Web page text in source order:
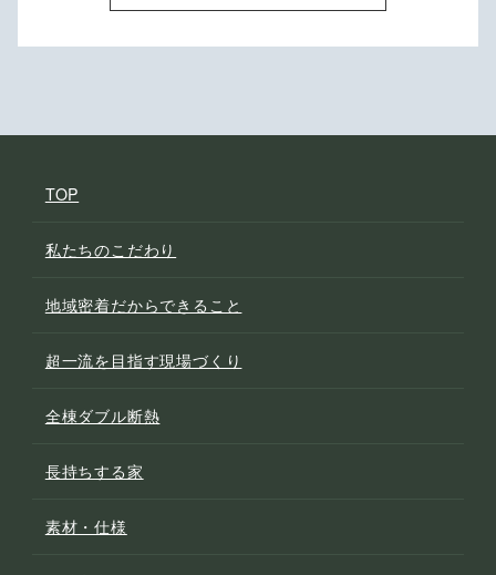
TOP
私たちのこだわり
地域密着だからできること
超一流を目指す現場づくり
全棟ダブル断熱
長持ちする家
素材・仕様